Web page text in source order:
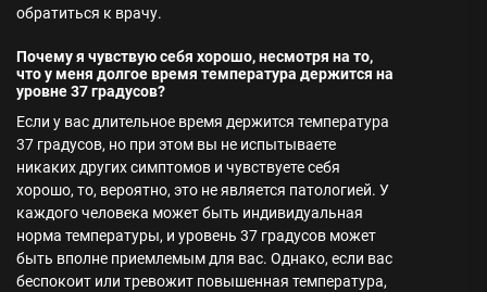
обратиться к врачу.
Почему я чувствую себя хорошо, несмотря на то,
что у меня долгое время температура держится на
уровне 37 градусов?
Если у вас длительное время держится температура
37 градусов, но при этом вы не испытываете
никаких других симптомов и чувствуете себя
хорошо, то, вероятно, это не является патологией. У
каждого человека может быть индивидуальная
норма температуры, и уровень 37 градусов может
быть вполне приемлемым для вас. Однако, если вас
беспокоит или тревожит повышенная температура,